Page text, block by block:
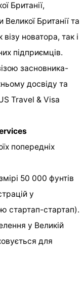
Британії,
Британії та
новатора, так і
підприємців.
засновника-
досвіду та
Travel & Visa
попередніх
50 000 фунтів
у
стартап-стартап).
у Великій
для